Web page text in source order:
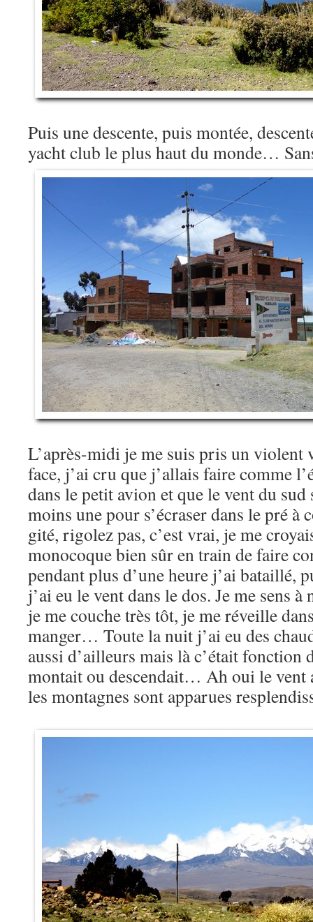
Puis une descente, puis montée,
yacht club le plus haut du monde…
L’après-midi je me suis pris un violent
face, j’ai cru que j’allais faire comme
dans le petit avion et que le vent du
moins une pour s’écraser dans le pré
gité, rigolez pas, c’est vrai, je me
monocoque bien sûr en train de faire
pendant plus d’une heure j’ai bataillé,
j’ai eu le vent dans le dos. Je me sens
je me couche très tôt, je me réveille
manger… Toute la nuit j’ai eu des
aussi d’ailleurs mais là c’était fonction
montait ou descendait… Ah oui le vent
les montagnes sont apparues